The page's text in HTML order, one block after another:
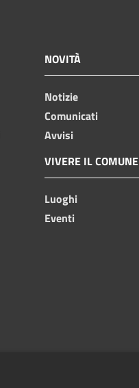
NOVITÀ
Notizie
Comunicati
Avvisi
VIVERE IL COMUNE
Luoghi
Eventi